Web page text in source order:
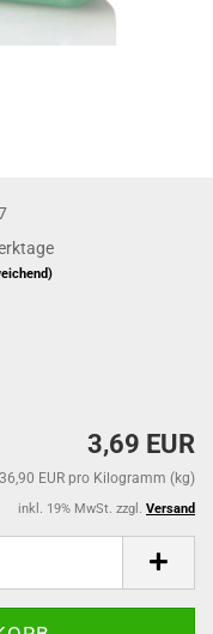
3,69 EUR
36,90 EUR pro Kilogramm (kg)
inkl. 19% MwSt. zzgl. Versand